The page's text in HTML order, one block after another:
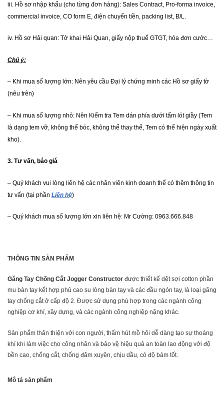
iii. Hồ sơ nhập khẩu (cho từng đơn hàng): Sales Contract, Pro-forma invoice,
commercial invoice, CO form E, điện chuyển tiền, packing list, B/L.
iv. Hồ sơ Hải quan: Tờ khai Hải Quan, giấy nộp thuế GTGT, hóa đơn cước…
Chú ý:
– Khi mua số lượng lớn: Nên yêu cầu Đại lý chứng minh các Hồ sơ giấy tờ
(nêu trên)
– Khi mua số lượng nhỏ: Nên Kiểm tra Tem dán phía dưới tấm lót giầy (Tem
là dạng tem vỡ, không thể bóc, không thể thay thế, Tem có thể hiện ngày xuất
kho).
3. Tư vấn, báo giá
– Quý khách vui lòng liên hệ các nhân viên kinh doanh thể có thêm thông tin
tư vấn (tại phần Liên hệ)
– Quý khách mua số lượng lớn xin liên hệ: Mr Cường: 0963.666.848
THÔNG TIN SẢN PHẨM
Găng Tay Chống Cắt Jogger Constructor được thiết kế dệt sợi cotton phần
mu bàn tay kết hợp phủ cao su lòng bàn tay và các đầu ngón tay, là loại găng
tay chống cắt ở cấp độ 2. Được sử dụng phù hợp trong các ngành công
nghiệp cơ khí, xây dựng, và các ngành công nghiệp nặng khác.
Sản phẩm thân thiện với con người, thấm hút mồ hôi dễ dàng tạo sự thoáng
khí khi làm việc cho công nhân và bảo vệ hiệu quả an toàn lao động với độ
bền cao, chống cắt, chống đâm xuyên, chịu dầu, có độ bám tốt.
Mô tả sản phẩm